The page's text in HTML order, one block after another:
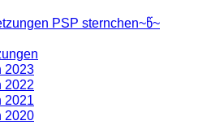
PSP sternchen~წ~
2023
2022
2021
2020